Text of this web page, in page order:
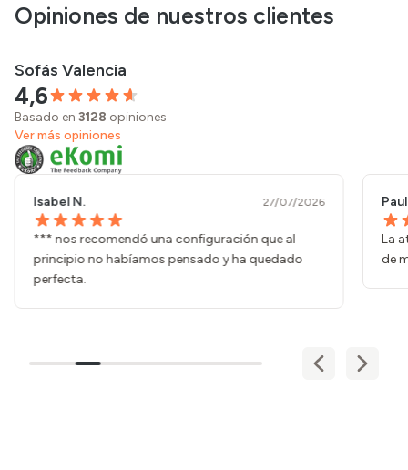
Opiniones de nuestros clientes
Sofás Valencia
4,6
Basado en 3128 opiniones
Ver más opiniones
Isabel N. 27/07/2026
*** nos recomendó una configuración que al
principio no habíamos pensado y ha quedado
perfecta.
La
de